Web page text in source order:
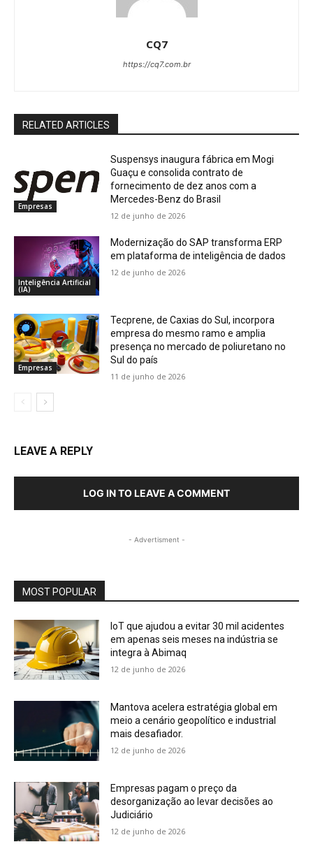
CQ7
https://cq7.com.br
RELATED ARTICLES
Empresas
Suspensys inaugura fábrica em Mogi
Guaçu e consolida contrato de
fornecimento de dez anos com a
Mercedes-Benz do Brasil
12 de junho de 2026
Inteligência Artificial
(IA)
Modernização do SAP transforma ERP
em plataforma de inteligência de dados
12 de junho de 2026
Empresas
Tecprene, de Caxias do Sul, incorpora
empresa do mesmo ramo e amplia
presença no mercado de poliuretano no
Sul do país
11 de junho de 2026
LEAVE A REPLY
LOG IN TO LEAVE A COMMENT
- Advertisment -
MOST POPULAR
IoT que ajudou a evitar 30 mil acidentes
em apenas seis meses na indústria se
integra à Abimaq
12 de junho de 2026
Mantova acelera estratégia global em
meio a cenário geopolítico e industrial
mais desafiador.
12 de junho de 2026
Empresas pagam o preço da
desorganização ao levar decisões ao
Judiciário
12 de junho de 2026